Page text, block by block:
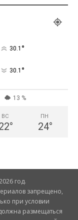
30.1 °
30.1 °
13 %
ВС
°
ПН
24°
год.
запрещено,
при условии
размещаться